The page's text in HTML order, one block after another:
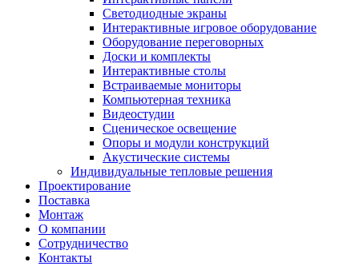
Светодиодные экраны
Интерактивные игровое оборудование
Оборудование переговорных
Доски и комплекты
Интерактивные столы
Встраиваемые мониторы
Компьютерная техника
Видеостудии
Cценическое освещение
Опоры и модули конструкций
Акустические системы
Индивидуальные тепловые решения
Проектирование
Поставка
Монтаж
О компании
Сотрудничество
Контакты